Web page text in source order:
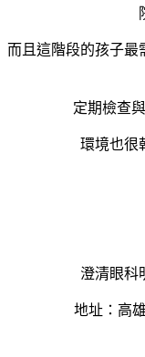
而且這階段的孩子最
定期檢查
環境也很
澄清眼科
地址：高